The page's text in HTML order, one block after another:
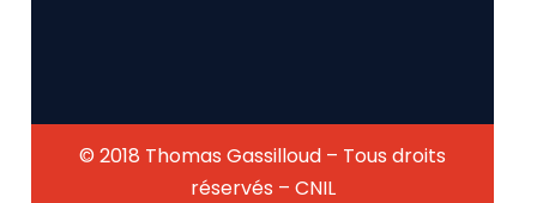
© 2018 Thomas Gassilloud – Tous droits
réservés – CNIL